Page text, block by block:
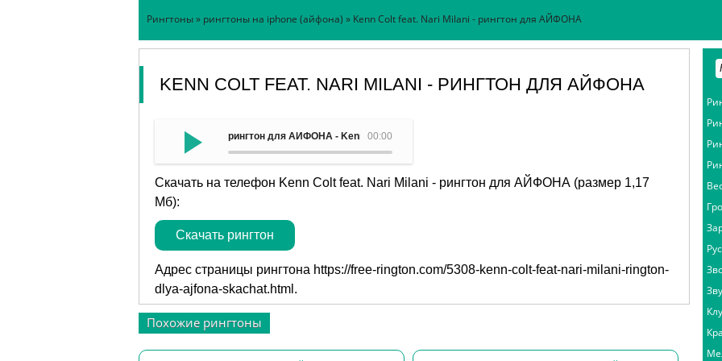
Рингтоны» рингтоны на iphone (айфона) » Kenn Colt feat. Nari Milani - рингтон для АЙФОНА
KENN COLT FEAT. NARI MILANI - РИНГТОН ДЛЯ АЙФОНА
00:00
рингтон для АЙФОНА - Kenn Colt feat. Nari Milani
Скачать на телефон Kenn Colt feat. Nari Milani - рингтон для АЙФОНА (размер 1,17
Мб):
Скачать рингтон
Адрес страницы рингтона https://free-rington.com/5308-kenn-colt-feat-nari-milani-rington-
dlya-ajfona-skachat.html .
Похожие рингтоны